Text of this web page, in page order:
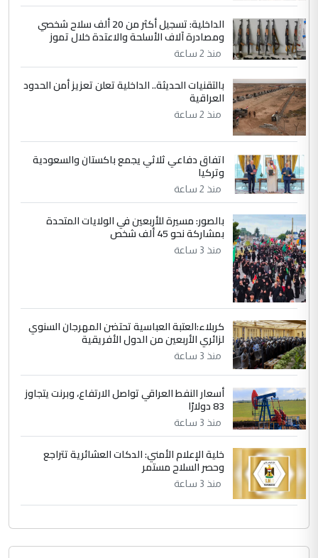
4 سردار
التعليق : واحد من عصابة علي ماما يسقط
جنسية الرافد الثالث للعراق ومن اصول عريقة
ابا فرات ...
الموضوع :
الجواهري يرد على صدام حسين سل
مضجعيك يابن الزنا (نص كامل)
5 سردار
التعليق : واحد من عصابة علي ماما يسقط
جنسية الرافد الثالث للعراق ومن اصول عريقة
ابا فرات ...
الموضوع :
الجواهري يرد على صدام حسين سل
مضجعيك يابن الزنا (نص كامل)
الداخلية: تسجيل أكثر من 20 ألف سلاح شخصي
ومصادرة آلاف الأسلحة والاعتدة خلال تموز
منذ 2 ساعة
بالتقنيات الحديثة.. الداخلية تعلن تعزيز أمن الحدود
العراقية
منذ 2 ساعة
اتفاق دفاعي ثلاثي يجمع باكستان والسعودية
وتركيا
منذ 2 ساعة
بالصور: مسيرة للأربعين في الولايات المتحدة
بمشاركة نحو 45 ألف شخص
منذ 3 ساعة
كربلاء:العتبة العباسية تحتضن المهرجان السنوي
لزائري الأربعين من الدول الأفريقية
منذ 3 ساعة
أسعار النفط العراقي تواصل الارتفاع، وبرنت يتجاوز
83 دولارًا
منذ 3 ساعة
خلية الإعلام الأمني: الدكات العشائرية تتراجع
وحصر السلاح مستمر
منذ 3 ساعة